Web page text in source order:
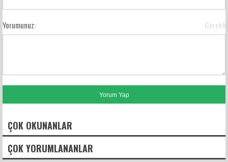
Yorumunuz: Gerekli
ÇOK OKUNANLAR
ÇOK YORUMLANANLAR